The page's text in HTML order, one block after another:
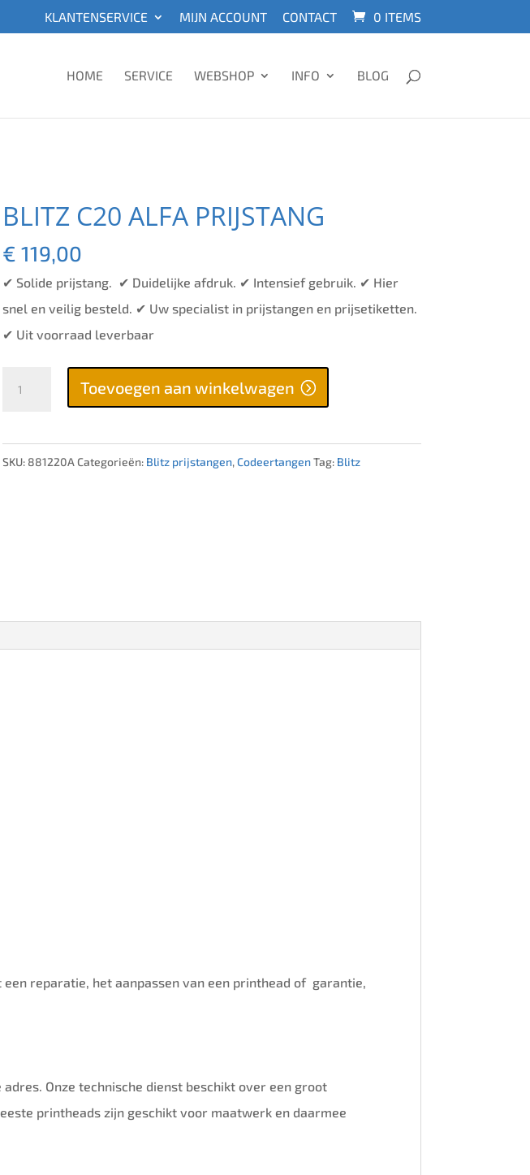
KLANTENSERVICE MIJN ACCOUNT CONTACT 0 ITEMS
HOME SERVICE WEBSHOP INFO BLOG
BLITZ C20 ALFA PRIJSTANG
€ 119,00
✔ Solide prijstang. ✔ Duidelijke afdruk. ✔ Intensief gebruik. ✔ Hier
snel en veilig besteld. ✔ Uw specialist in prijstangen en prijsetiketten.
✔ Uit voorraad leverbaar
prijstang
Toevoegen aan winkelwagen
SKU: 881220A Categorieën: Blitz prijstangen,Codeertangen Tag: Blitz
reparatie, het aanpassen van een printhead of garantie,
Onze technische dienst beschikt over een groot
printheads zijn geschikt voor maatwerk en daarmee